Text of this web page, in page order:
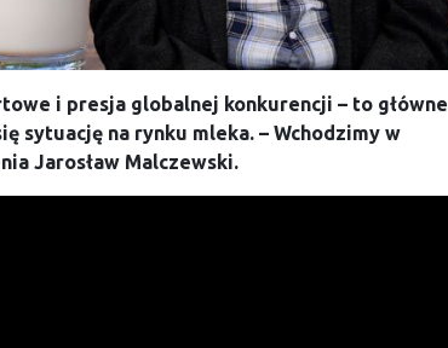
i presja globalnej konkurencji – to główne
sytuację na rynku mleka. – Wchodzimy w
Jarosław Malczewski.